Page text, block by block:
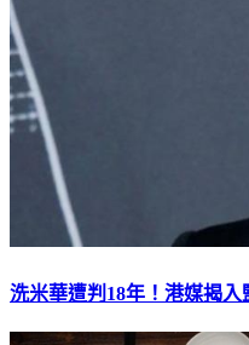
洗米華遭判18年！港媒揭